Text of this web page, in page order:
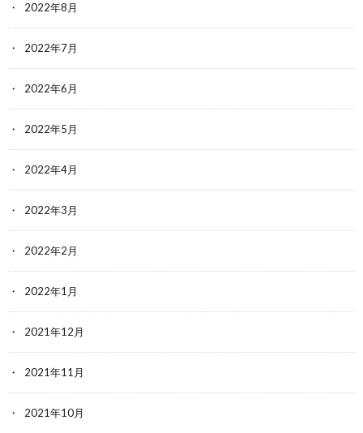
2022年8月
2022年7月
2022年6月
2022年5月
2022年4月
2022年3月
2022年2月
2022年1月
2021年12月
2021年11月
2021年10月